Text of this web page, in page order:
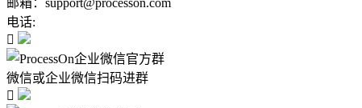
邮箱：support@processon.com
电话:

微信或企业微信扫码进群
